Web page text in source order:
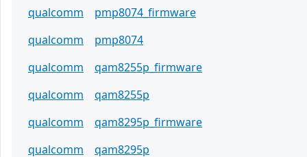
qualcomm
pmp8074_firmware
qualcomm
pmp8074
qualcomm
qam8255p_firmware
qualcomm
qam8255p
qualcomm
qam8295p_firmware
qualcomm
qam8295p